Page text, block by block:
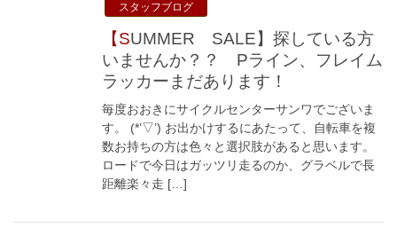
スタッフブログ
【SUMMER SALE】探している方
いませんか？？ Pライン、フレイム
ラッカーまだあります！
毎度おおきにサイクルセンターサンワでございま
す。 (*’▽’) お出かけするにあたって、自転車を複
数お持ちの方は色々と選択肢があると思います。
ロードで今日はガッツリ走るのか、グラベルで長
距離楽々走 […]